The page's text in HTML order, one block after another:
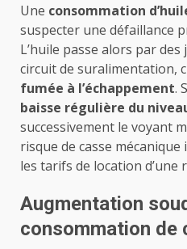
Une consommation
suspecter une défaillance
L’huile passe alors par
circuit de suralimentation,
fumée à l’échappement.
baisse régulière du
successivement le voyant
risque de casse
les tarifs de location
Augmentation
consommation de